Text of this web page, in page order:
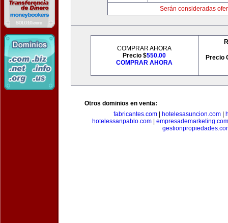
Serán consideradas
COMPRAR AHORA
Precio $550.00
COMPRAR AHORA
Precio
Otros dominios en venta:
fabricantes.com
hotelesasuncion.com
hotelessanpablo.com| empresademarketing.com